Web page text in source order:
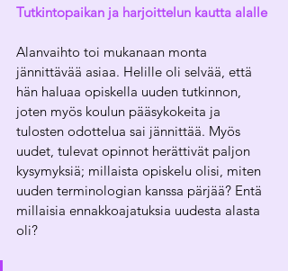
Tutkintopaikan ja harjoittelun kautta alalle
Alanvaihto toi mukanaan monta
jännittävää asiaa. Helille oli selvää, että
hän haluaa opiskella uuden tutkinnon,
joten myös koulun pääsykokeita ja
tulosten odottelua sai jännittää. Myös
uudet, tulevat opinnot herättivät paljon
kysymyksiä; millaista opiskelu olisi, miten
uuden terminologian kanssa pärjää? Entä
millaisia ennakkoajatuksia uudesta alasta
oli?